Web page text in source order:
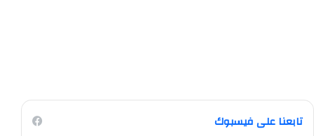
تابعنا على فيسبوك